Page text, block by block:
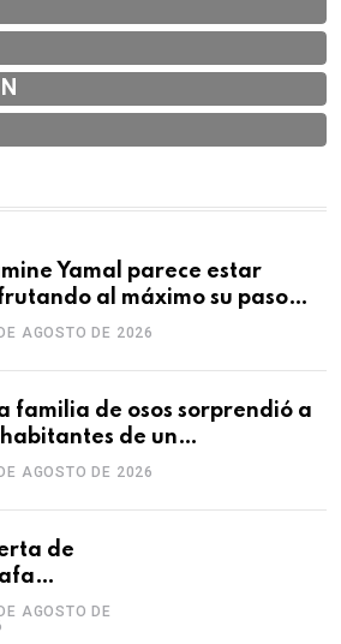
Yamal parece estar
al máximo su paso
Colombia!
AGOSTO DE 2026
familia de osos sorprendió a
habitantes de un
en Monterrey
AGOSTO DE 2026
de
AGOSTO DE